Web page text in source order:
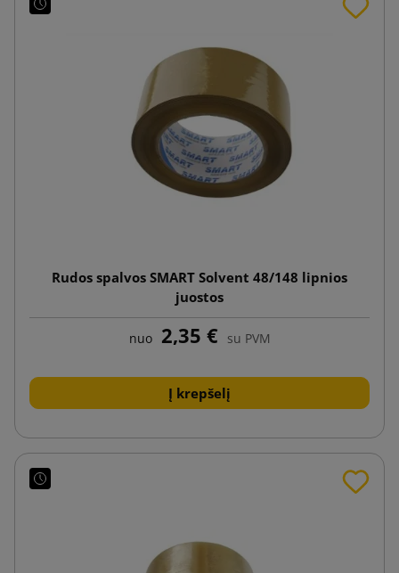
Rudos spalvos SMART Solvent 48/148 lipnios
juostos
nuo 2,35 € su PVM
Į krepšelį